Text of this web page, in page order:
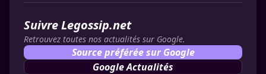
Suivre Legossip.net
Retrouvez toutes nos actualités sur Google.
Source préférée sur Google
Google Actualités